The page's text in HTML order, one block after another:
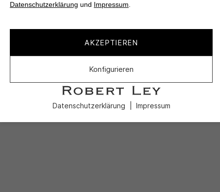
Datenschutzerklärung und Impressum.
AKZEPTIEREN
Konfigurieren
Datenschutzerklärung Impressum